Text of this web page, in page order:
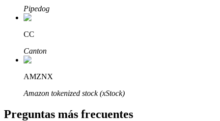
Afiliados de Bitrue
¡Hasta un 65% de comisiones!
Pipedog
CC
Canton
AMZNX
Amazon tokenized stock (xStock)
Preguntas más frecuentes